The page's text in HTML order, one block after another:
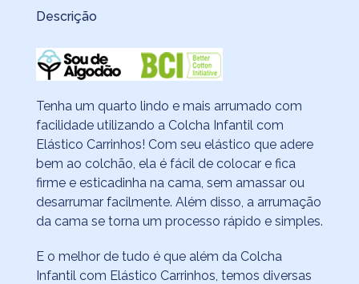
Descrição
Tenha um quarto lindo e mais arrumado com
facilidade utilizando a Colcha Infantil com
Elástico Carrinhos! Com seu elástico que adere
bem ao colchão, ela é fácil de colocar e fica
firme e esticadinha na cama, sem amassar ou
desarrumar facilmente. Além disso, a arrumação
da cama se torna um processo rápido e simples.
E o melhor de tudo é que além da Colcha
Infantil com Elástico Carrinhos, temos diversas